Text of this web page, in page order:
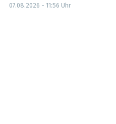
07.08.2026 - 11:56 Uhr